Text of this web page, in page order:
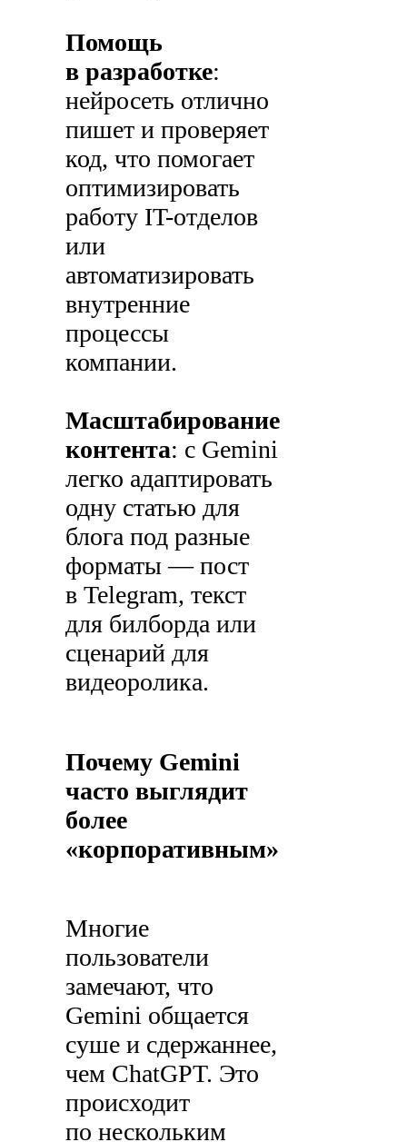
Помощь
в разработке:
нейросеть отлично
пишет и проверяет
код, что помогает
оптимизировать
работу IT-отделов
или
автоматизировать
внутренние
процессы
компании.
Масштабирование
контента: с Gemini
легко адаптировать
одну статью для
блога под разные
форматы — пост
в Telegram, текст
для билборда или
сценарий для
видеоролика.
Почему Gemini
часто выглядит
более
«корпоративным»
Многие
пользователи
замечают, что
Gemini общается
суше и сдержаннее,
чем ChatGPT. Это
происходит
по нескольким